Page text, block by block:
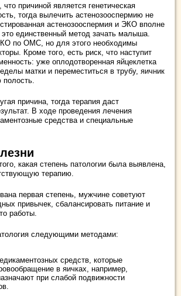
причиной является генетическая
тогда вылечить астенозооспермию не
астенозооспермия и ЭКО вполне
единственный метод зачать малыша.
по ОМС, но для этого необходимы
Кроме того, есть риск, что наступит
уже оплодотворенная яйцеклетка
матки и переместиться в трубу, яичник
причина, тогда терапия даст
В ходе проведения лечения
средства и специальные
какая степень патологии была выявлена,
терапию.
первая степень, мужчине советуют
привычек, сбалансировать питание и
работы.
следующими методами:
средств, которые
в яичках, например,
при слабой подвижности